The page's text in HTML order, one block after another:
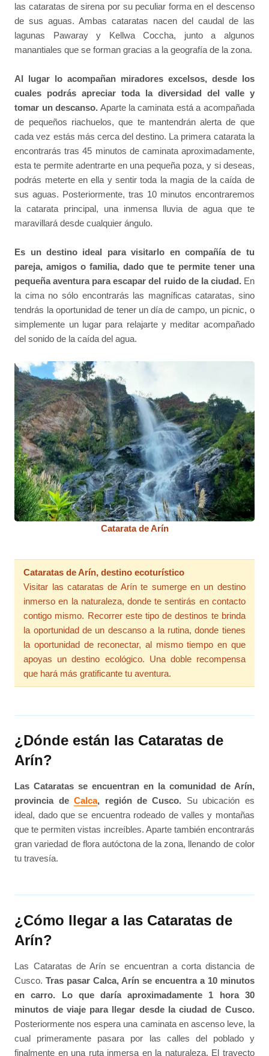
las cataratas de sirena por su peculiar forma en el descenso
de sus aguas. Ambas cataratas nacen del caudal de las
lagunas Pawaray y Kellwa Coccha, junto a algunos
manantiales que se forman gracias a la geografía de la zona.
Al lugar lo acompañan miradores excelsos, desde los
cuales podrás apreciar toda la diversidad del valle y
tomar un descanso. Aparte la caminata está a acompañada
de pequeños riachuelos, que te mantendrán alerta de que
cada vez estás más cerca del destino. La primera catarata la
encontrarás tras 45 minutos de caminata aproximadamente,
esta te permite adentrarte en una pequeña poza, y si deseas,
podrás meterte en ella y sentir toda la magia de la caída de
sus aguas. Posteriormente, tras 10 minutos encontraremos
la catarata principal, una inmensa lluvia de agua que te
maravillará desde cualquier ángulo.
Es un destino ideal para visitarlo en compañía de tu
pareja, amigos o familia, dado que te permite tener una
pequeña aventura para escapar del ruido de la ciudad.En
la cima no sólo encontrarás las magníficas cataratas, sino
tendrás la oportunidad de tener un día de campo, un picnic, o
simplemente un lugar para relajarte y meditar acompañado
del sonido de la caída del agua.
Catarata de Arín
Cataratas de Arín, destino ecoturístico
Visitar las cataratas de Arín te sumerge en un destino
inmerso en la naturaleza, donde te sentirás en contacto
contigo mismo. Recorrer este tipo de destinos te brinda
la oportunidad de un descanso a la rutina, donde tienes
la oportunidad de reconectar, al mismo tiempo en que
apoyas un destino ecológico. Una doble recompensa
que hará más gratificante tu aventura.
¿Dónde están las Cataratas de
Arín?
Las Cataratas se encuentran en la comunidad de Arín,
provincia deCalca, región de Cusco. Su ubicación es
ideal, dado que se encuentra rodeado de valles y montañas
que te permiten vistas increíbles. Aparte también encontrarás
gran variedad de flora autóctona de la zona, llenando de color
tu travesía.
¿Cómo llegar a las Cataratas de
Arín?
Las Cataratas de Arín se encuentran a corta distancia de
Cusco.Tras pasar Calca, Arín se encuentra a 10 minutos
en carro. Lo que daría aproximadamente 1 hora 30
minutos de viaje para llegar desde la ciudad de Cusco.
Posteriormente nos espera una caminata en ascenso leve, la
cual primeramente pasara por las calles del poblado y
finalmente en una ruta inmersa en la naturaleza. El trayecto